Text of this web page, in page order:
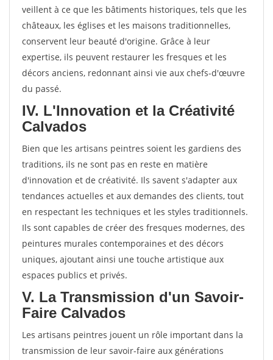
veillent à ce que les bâtiments historiques, tels que les
châteaux, les églises et les maisons traditionnelles,
conservent leur beauté d'origine. Grâce à leur
expertise, ils peuvent restaurer les fresques et les
décors anciens, redonnant ainsi vie aux chefs-d'œuvre
du passé.
IV. L'Innovation et la Créativité
Calvados
Bien que les artisans peintres soient les gardiens des
traditions, ils ne sont pas en reste en matière
d'innovation et de créativité. Ils savent s'adapter aux
tendances actuelles et aux demandes des clients, tout
en respectant les techniques et les styles traditionnels.
Ils sont capables de créer des fresques modernes, des
peintures murales contemporaines et des décors
uniques, ajoutant ainsi une touche artistique aux
espaces publics et privés.
V. La Transmission d'un Savoir-
Faire Calvados
Les artisans peintres jouent un rôle important dans la
transmission de leur savoir-faire aux générations